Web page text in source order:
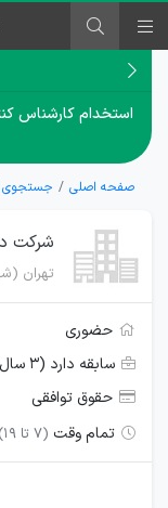
استخدام کارشناس
صفحه اصلی جستجوی
شرکت
تهران
حضوری
سابقه دارد (۳ سال)
حقوق توافقی
تمام وقت (7 تا 19)